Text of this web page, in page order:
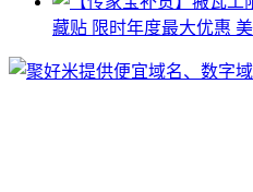
藏贴 限时年度最大优惠